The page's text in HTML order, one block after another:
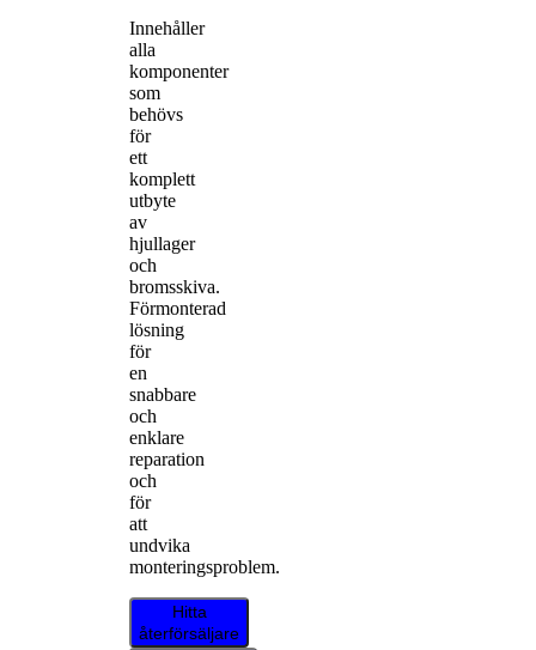
Innehåller
alla
komponenter
som
behövs
för
ett
komplett
utbyte
av
hjullager
och
bromsskiva.
Förmonterad
lösning
för
en
snabbare
och
enklare
reparation
och
för
att
undvika
monteringsproblem.
Hitta
återförsäljare